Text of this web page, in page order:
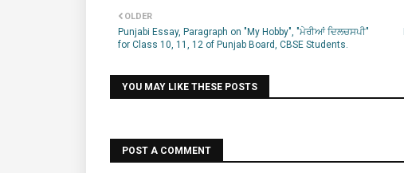
OLDER
Punjabi Essay, Paragraph on "My Hobby", "ਮੇਰੀਆਂ ਦਿਲਚਸਪੀ"
for Class 10, 11, 12 of Punjab Board, CBSE Students.
YOU MAY LIKE THESE POSTS
POST A COMMENT